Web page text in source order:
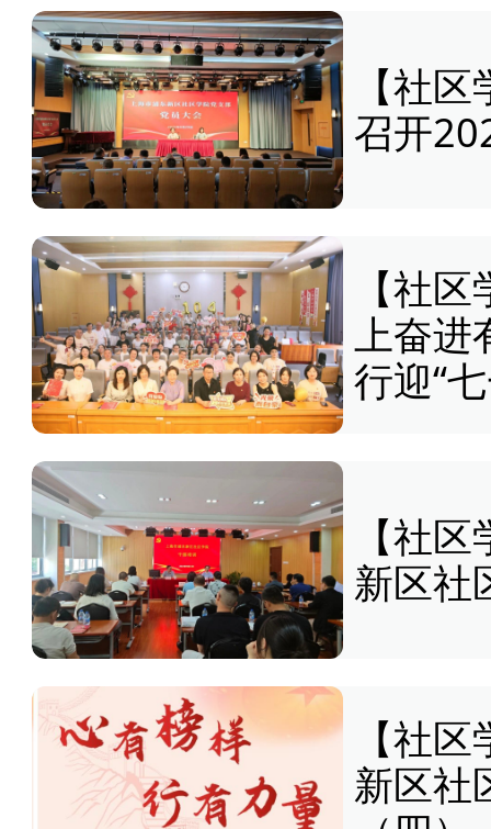
【社
召开
【社
上奋进
行迎“
【社
新区社
【社
新区社